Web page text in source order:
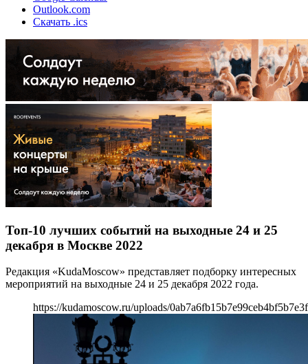
Outlook.com
Скачать .ics
Топ-10 лучших событий на выходные 24 и 25
декабря в Москве 2022
Редакция «KudaMoscow» представляет подборку интересных
мероприятий на выходные 24 и 25 декабря 2022 года.
https://kudamoscow.ru/uploads/